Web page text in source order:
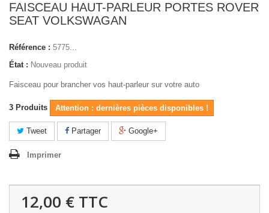
FAISCEAU HAUT-PARLEUR PORTES ROVER
SEAT VOLKSWAGAN
Référence : 5775...
État : Nouveau produit
Faisceau pour brancher vos haut-parleur sur votre auto
3 Produits Attention : dernières pièces disponibles !
Tweet Partager Google+
Imprimer
12,00 € TTC